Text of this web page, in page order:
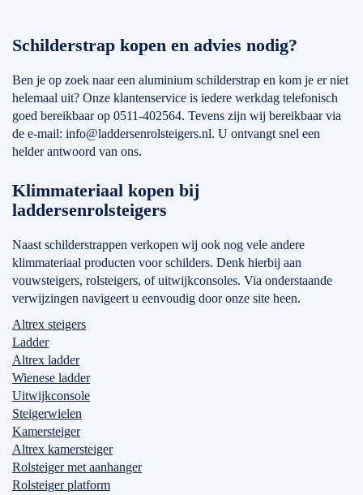
Schilderstrap kopen en advies nodig?
Ben je op zoek naar een aluminium schilderstrap en kom je er niet
helemaal uit? Onze klantenservice is iedere werkdag telefonisch
goed bereikbaar op 0511-402564. Tevens zijn wij bereikbaar via
de e-mail: info@laddersenrolsteigers.nl. U ontvangt snel een
helder antwoord van ons.
Klimmateriaal kopen bij
laddersenrolsteigers
Naast schilderstrappen verkopen wij ook nog vele andere
klimmateriaal producten voor schilders. Denk hierbij aan
vouwsteigers, rolsteigers, of uitwijkconsoles. Via onderstaande
verwijzingen navigeert u eenvoudig door onze site heen.
Altrex steigers
Ladder
Altrex ladder
Wienese ladder
Uitwijkconsole
Steigerwielen
Kamersteiger
Altrex kamersteiger
Rolsteiger met aanhanger
Rolsteiger platform